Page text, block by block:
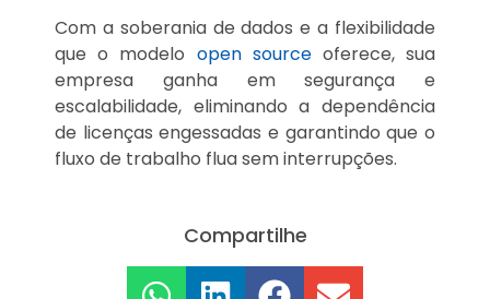
Com a soberania de dados e a flexibilidade
que o modelo open sourceoferece, sua
empresa ganha em segurança e
escalabilidade, eliminando a dependência
de licenças engessadas e garantindo que o
fluxo de trabalho flua sem interrupções.
Compartilhe